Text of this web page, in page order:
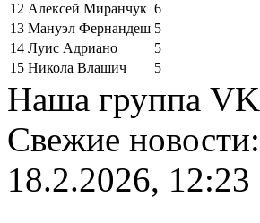
12 Алексей Миранчук 6
13 Мануэл Фернандеш 5
14 Луис Адриано
5
15 Никола Влашич 5
Наша группа VK
Свежие новости:
18.2.2026, 12:23